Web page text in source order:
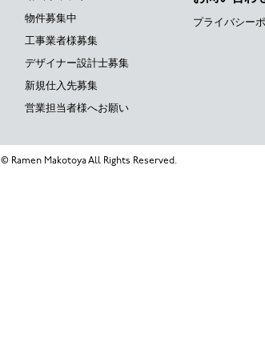
物件募集中
工事業者様募集
デザイナー設計士募集
新規仕入先募集
営業担当者様へお願い
プライバシー
© Ramen Makotoya All Rights Reserved.